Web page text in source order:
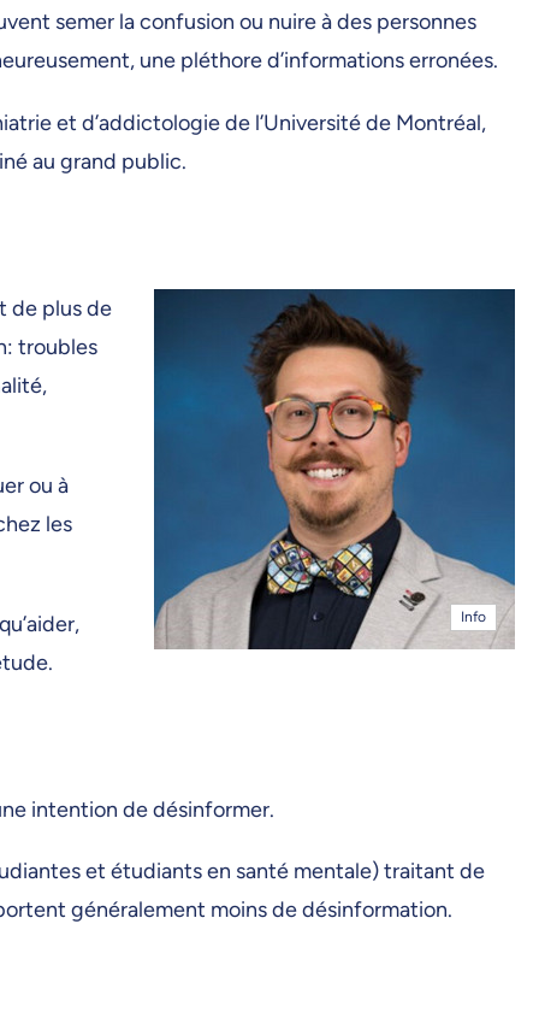
semer la confusion ou nuire à des personnes
une pléthore d’informations erronées.
et d’addictologie de l’Université de Montréal,
au grand public.
Info
de plus de
troubles
ou à
les
intention de désinformer.
et étudiants en santé mentale) traitant de
généralement moins de désinformation.